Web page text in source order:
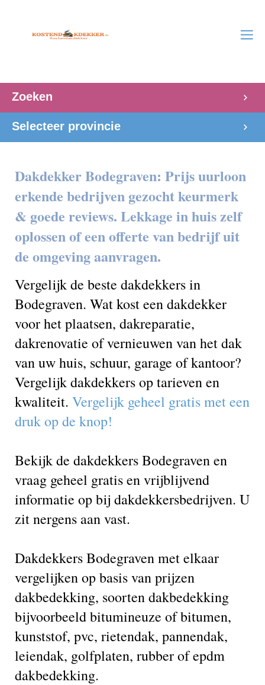
Zoeken
Selecteer provincie
Dakdekker Bodegraven: Prijs uurloon
erkende bedrijven gezocht keurmerk
& goede reviews. Lekkage in huis zelf
oplossen of een offerte van bedrijf uit
de omgeving aanvragen.
Vergelijk de beste dakdekkers in
Bodegraven. Wat kost een dakdekker
voor het plaatsen, dakreparatie,
dakrenovatie of vernieuwen van het dak
van uw huis, schuur, garage of kantoor?
Vergelijk dakdekkers op tarieven en
kwaliteit. Vergelijk geheel gratis met een
druk op de knop!
Bekijk de dakdekkers Bodegraven en
vraag geheel gratis en vrijblijvend
informatie op bij dakdekkersbedrijven. U
zit nergens aan vast.
Dakdekkers Bodegraven met elkaar
vergelijken op basis van prijzen
dakbedekking, soorten dakbedekking
bijvoorbeeld bitumineuze of bitumen,
kunststof, pvc, rietendak, pannendak,
leiendak, golfplaten, rubber of epdm
dakbedekking.